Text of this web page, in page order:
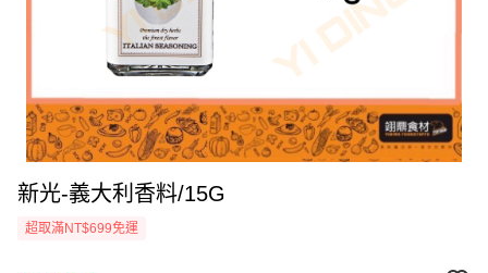
新光-義大利香料/15G
超取滿NT$699免運